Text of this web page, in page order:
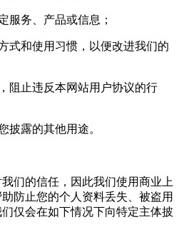
服务、产品或信息；
式和使用习惯，以便改进我们的
阻止违反本网站用户协议的行
披露的其他用途。
们的信任，因此我们使用商业上
防止您的个人资料丢失、被盗用
仅会在如下情况下向特定主体披